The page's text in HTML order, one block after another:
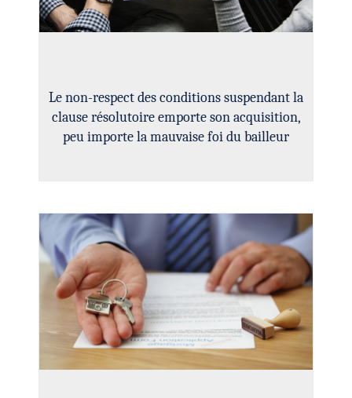
Le non-respect des conditions suspendant la
clause résolutoire emporte son acquisition,
peu importe la mauvaise foi du bailleur